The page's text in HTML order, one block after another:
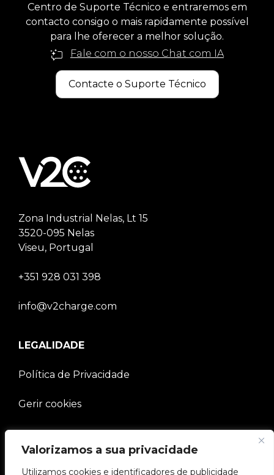
Valorizamos a sua privacidade
Utilizamos cookies e identificadores de publicidade
Centro de Suporte Técnico e entraremos em
contacto consigo o mais rapidamente possível
para lhe oferecer a melhor solução.
Fale com o nosso Chat com IA
Contacte o Suporte Técnico
Zona Industrial Nelas, Lt 15
3520-095 Nelas
Viseu, Portugal
+351 928 031 398
info@v2charge.com
LEGALIDADE
Política de Privacidade
Gerir cookies
EMPRESA
Comunidade V2C